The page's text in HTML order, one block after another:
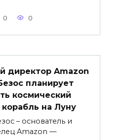
0 0
директор Amazon
планирует
космический
корабль на Луну
– основатель и
Amazon —